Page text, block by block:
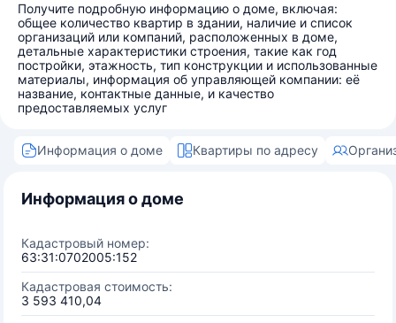
Получите подробную информацию о доме, включая:
общее количество квартир в здании, наличие и список
организаций или компаний, расположенных в доме,
детальные характеристики строения, такие как год
постройки, этажность, тип конструкции и использованные
материалы, информация об управляющей компании: её
название, контактные данные, и качество
предоставляемых услуг
Информация о доме Квартиры по адресу
Информация о доме
Кадастровый номер:
63:31:0702005:152
Кадастровая стоимость:
3 593 410,04